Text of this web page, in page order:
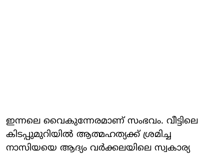
ഇന്നലെ വൈകുന്നേരമാണ് സംഭവം. വീട്ടിലെ
കിടപ്പുമുറിയില്‍ ആത്മഹത്യക്ക് ശ്രമിച്ച
നാസിയയെ ആദ്യം വര്‍ക്കലയിലെ സ്വകാര്യ